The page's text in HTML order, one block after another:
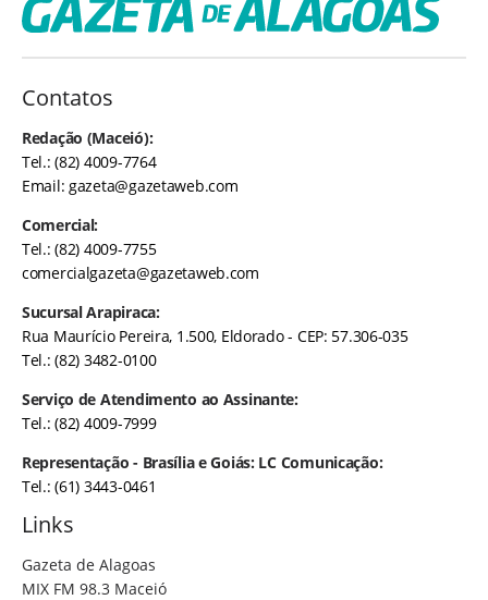
Contatos
Redação (Maceió):
Tel.: (82) 4009-7764
Email:gazeta@gazetaweb.com
Comercial:
Tel.: (82) 4009-7755
comercialgazeta@gazetaweb.com
Sucursal Arapiraca:
Rua Maurício Pereira, 1.500, Eldorado - CEP: 57.306-035
Tel.: (82) 3482-0100
Serviço de Atendimento ao Assinante:
Tel.: (82) 4009-7999
Representação - Brasília e Goiás: LC Comunicação:
Tel.: (61) 3443-0461
Links
Gazeta de Alagoas
MIX FM 98.3 Maceió